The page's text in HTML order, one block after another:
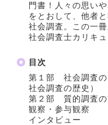
門書！人々の思い
をとおして、他者
社会調査。この一
社会調査士カリキ
目次
第１部 社会調査の
社会調査の歴史）
第２部 質的調査の
観察・参与観察
インタビュー